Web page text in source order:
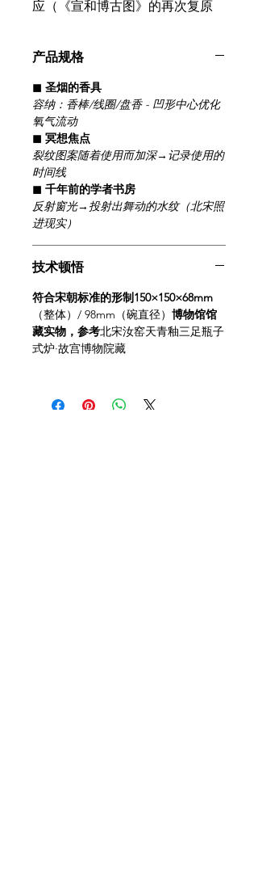
应（《宣和博古图》的再次复原
产品规格
◼ 圣烟的香具
容纳：香棒/线圈/盘香 - 凹形中心优化
氧气流动
◼ 冥想焦点
裂纹图案随着使用而加深→记录使用的
时间线
◼ 千年前的学者书房
反射窗光→投射出舞动的水纹（北宋照
进现实）
技术顿悟
符合宋朝标准的形制150×150×68mm
（整体）/ 98mm（碗直径） 博物馆馆
藏实物，参考北宋汝窑天青釉三足瓶子
式炉·故宫博物院藏